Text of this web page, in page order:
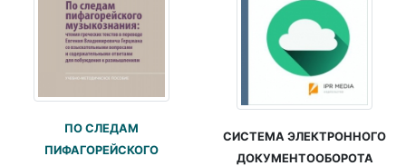
ПО СЛЕДАМ
ПИФАГОРЕЙСКОГО
СИСТЕМА ЭЛЕКТРОННОГО
ДОКУМЕНТООБОРОТА